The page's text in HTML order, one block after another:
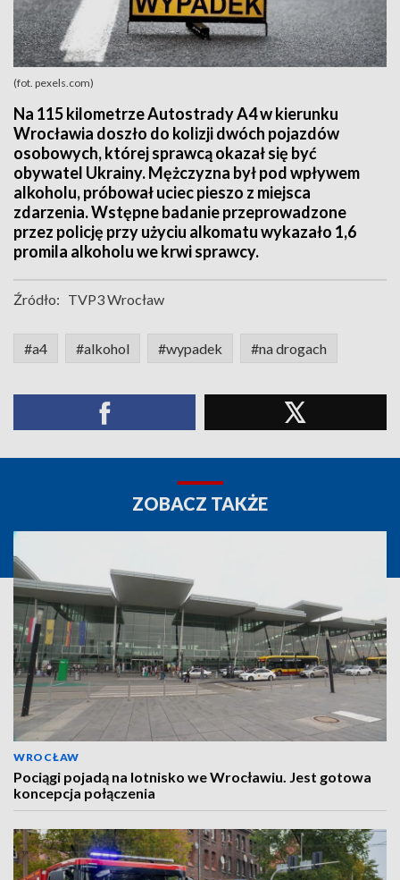
(fot. pexels.com)
Na 115 kilometrze Autostrady A4 w kierunku
Wrocławia doszło do kolizji dwóch pojazdów
osobowych, której sprawcą okazał się być
obywatel Ukrainy. Mężczyzna był pod wpływem
alkoholu, próbował uciec pieszo z miejsca
zdarzenia. Wstępne badanie przeprowadzone
przez policję przy użyciu alkomatu wykazało 1,6
promila alkoholu we krwi sprawcy.
Źródło: TVP3 Wrocław
#a4 #alkohol #wypadek #na drogach
ZOBACZ TAKŻE
WROCŁAW
Pociągi pojadą na lotnisko we Wrocławiu. Jest gotowa
koncepcja połączenia